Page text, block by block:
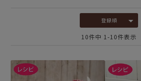
登録順
10件中 1 -10件表示